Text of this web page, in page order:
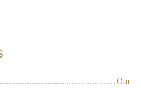
Oui